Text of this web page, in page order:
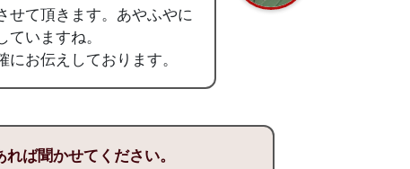
せて頂きます。あやふやに
いますね。
お伝えしております。
ば聞かせてください。